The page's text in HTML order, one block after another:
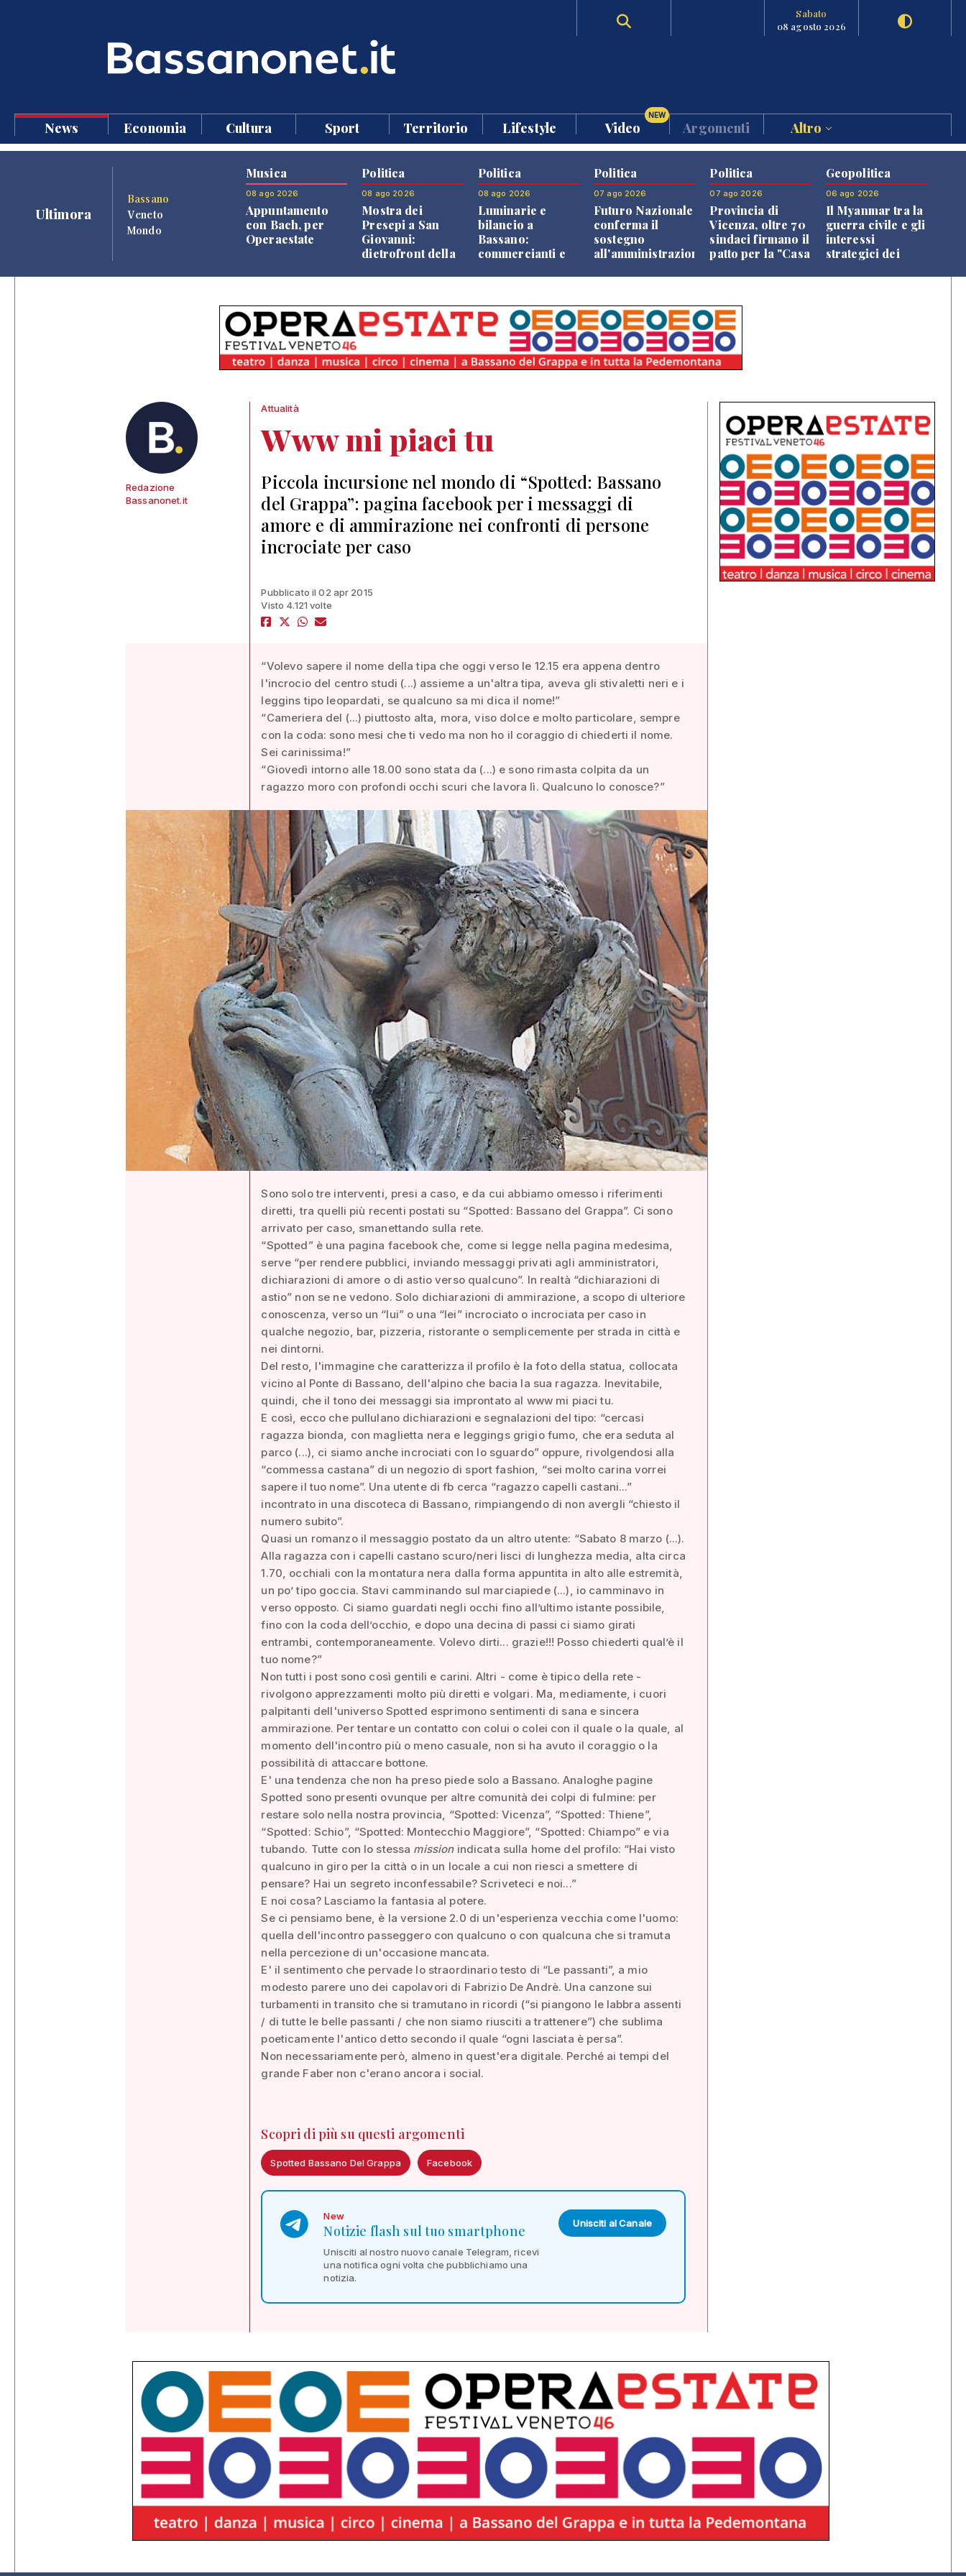
Sabato
08 agosto 2026
News Economia Cultura Sport Territorio Lifestyle Video
NEW
Argomenti Altro
Ultimora
Bassano
Veneto
Mondo
Musica
08 ago 2026
Appuntamento
con Bach, per
Operaestate
Politica
08 ago 2026
Mostra dei
Presepi a San
Giovanni:
dietrofront della
Politica
08 ago 2026
Luminarie e
bilancio a
Bassano:
commercianti e
Politica
07 ago 2026
Futuro Nazionale
conferma il
sostegno
all'amministrazione
Politica
07 ago 2026
Provincia di
Vicenza, oltre 70
sindaci firmano il
patto per la "Casa
Geopolitica
06 ago 2026
Il Myanmar tra la
guerra civile e gli
interessi
strategici dei
Redazione
Bassanonet.it
Attualità
Www mi piaci tu
Piccola incursione nel mondo di “Spotted: Bassano
del Grappa”: pagina facebook per i messaggi di
amore e di ammirazione nei confronti di persone
incrociate per caso
Pubblicato il 02 apr 2015
Visto 4.121 volte
“Volevo sapere il nome della tipa che oggi verso le 12.15 era appena dentro
l'incrocio del centro studi (...) assieme a un'altra tipa, aveva gli stivaletti neri e i
leggins tipo leopardati, se qualcuno sa mi dica il nome!”
“Cameriera del (...) piuttosto alta, mora, viso dolce e molto particolare, sempre
con la coda: sono mesi che ti vedo ma non ho il coraggio di chiederti il nome.
Sei carinissima!”
“Giovedì intorno alle 18.00 sono stata da (...) e sono rimasta colpita da un
ragazzo moro con profondi occhi scuri che lavora lì. Qualcuno lo conosce?”
Sono solo tre interventi, presi a caso, e da cui abbiamo omesso i riferimenti
diretti, tra quelli più recenti postati su “Spotted: Bassano del Grappa”. Ci sono
arrivato per caso, smanettando sulla rete.
“Spotted” è una pagina facebook che, come si legge nella pagina medesima,
serve “per rendere pubblici, inviando messaggi privati agli amministratori,
dichiarazioni di amore o di astio verso qualcuno”. In realtà “dichiarazioni di
astio” non se ne vedono. Solo dichiarazioni di ammirazione, a scopo di ulteriore
conoscenza, verso un “lui” o una “lei” incrociato o incrociata per caso in
qualche negozio, bar, pizzeria, ristorante o semplicemente per strada in città e
nei dintorni.
Del resto, l'immagine che caratterizza il profilo è la foto della statua, collocata
vicino al Ponte di Bassano, dell'alpino che bacia la sua ragazza. Inevitabile,
quindi, che il tono dei messaggi sia improntato al www mi piaci tu.
E così, ecco che pullulano dichiarazioni e segnalazioni del tipo: “cercasi
ragazza bionda, con maglietta nera e leggings grigio fumo, che era seduta al
parco (...), ci siamo anche incrociati con lo sguardo” oppure, rivolgendosi alla
“commessa castana” di un negozio di sport fashion, “sei molto carina vorrei
sapere il tuo nome”. Una utente di fb cerca “ragazzo capelli castani...”
incontrato in una discoteca di Bassano, rimpiangendo di non avergli “chiesto il
numero subito”.
Quasi un romanzo il messaggio postato da un altro utente: “Sabato 8 marzo (...).
Alla ragazza con i capelli castano scuro/neri lisci di lunghezza media, alta circa
1.70, occhiali con la montatura nera dalla forma appuntita in alto alle estremità,
un po’ tipo goccia. Stavi camminando sul marciapiede (...), io camminavo in
verso opposto. Ci siamo guardati negli occhi fino all’ultimo istante possibile,
fino con la coda dell’occhio, e dopo una decina di passi ci siamo girati
entrambi, contemporaneamente. Volevo dirti... grazie!!! Posso chiederti qual’è il
tuo nome?”
Non tutti i post sono così gentili e carini. Altri - come è tipico della rete -
rivolgono apprezzamenti molto più diretti e volgari. Ma, mediamente, i cuori
palpitanti dell'universo Spotted esprimono sentimenti di sana e sincera
ammirazione. Per tentare un contatto con colui o colei con il quale o la quale, al
momento dell'incontro più o meno casuale, non si ha avuto il coraggio o la
possibilità di attaccare bottone.
E' una tendenza che non ha preso piede solo a Bassano. Analoghe pagine
Spotted sono presenti ovunque per altre comunità dei colpi di fulmine: per
restare solo nella nostra provincia, “Spotted: Vicenza”, “Spotted: Thiene”,
“Spotted: Schio”, “Spotted: Montecchio Maggiore”, “Spotted: Chiampo” e via
tubando. Tutte con lo stessa missionindicata sulla home del profilo: “Hai visto
qualcuno in giro per la città o in un locale a cui non riesci a smettere di
pensare? Hai un segreto inconfessabile? Scriveteci e noi...”
E noi cosa? Lasciamo la fantasia al potere.
Se ci pensiamo bene, è la versione 2.0 di un'esperienza vecchia come l'uomo:
quella dell'incontro passeggero con qualcuno o con qualcuna che si tramuta
nella percezione di un'occasione mancata.
E' il sentimento che pervade lo straordinario testo di “Le passanti”, a mio
modesto parere uno dei capolavori di Fabrizio De Andrè. Una canzone sui
turbamenti in transito che si tramutano in ricordi (“si piangono le labbra assenti
/ di tutte le belle passanti / che non siamo riusciti a trattenere”) che sublima
poeticamente l'antico detto secondo il quale “ogni lasciata è persa”.
Non necessariamente però, almeno in quest'era digitale. Perché ai tempi del
grande Faber non c'erano ancora i social.
Scopri di più su questi argomenti
Spotted Bassano Del Grappa Facebook
New
Notizie flash sul tuo smartphone
Unisciti al nostro nuovo canale Telegram, ricevi
una notifica ogni volta che pubblichiamo una
notizia.
Unisciti al Canale